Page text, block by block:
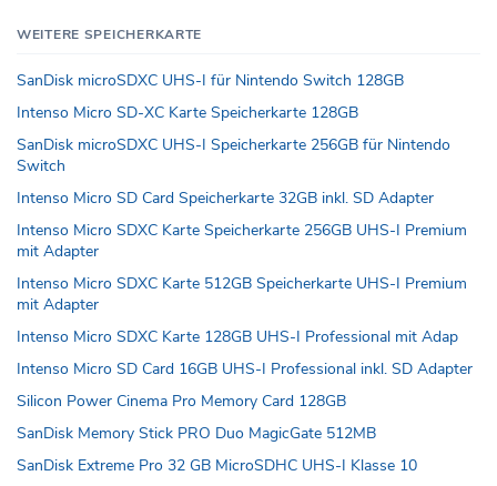
WEITERE SPEICHERKARTE
SanDisk microSDXC UHS-I für Nintendo Switch 128GB
Intenso Micro SD-XC Karte Speicherkarte 128GB
SanDisk microSDXC UHS-I Speicherkarte 256GB für Nintendo
Switch
Intenso Micro SD Card Speicherkarte 32GB inkl. SD Adapter
Intenso Micro SDXC Karte Speicherkarte 256GB UHS-I Premium
mit Adapter
Intenso Micro SDXC Karte 512GB Speicherkarte UHS-I Premium
mit Adapter
Intenso Micro SDXC Karte 128GB UHS-I Professional mit Adap
Intenso Micro SD Card 16GB UHS-I Professional inkl. SD Adapter
Silicon Power Cinema Pro Memory Card 128GB
SanDisk Memory Stick PRO Duo MagicGate 512MB
SanDisk Extreme Pro 32 GB MicroSDHC UHS-I Klasse 10